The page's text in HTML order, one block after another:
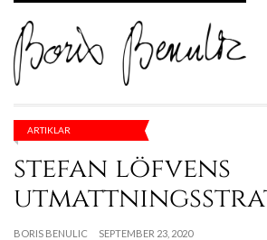
ARTIKLAR
stefan löfvens
BORIS BENULIC SEPTEMBER 23, 2020